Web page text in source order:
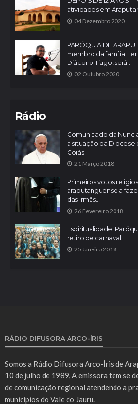
atividades em
04 Dezembro 2020
PARÓQUIA DE
membro da família
Diácono Tiago, será...
02 Outubro 2020
Rádio
Comunicado da
a situação da Diocese
Goiás
21 Março 2018
Primeiros votos
araputanguense a
das Irmãs...
26 Fevereiro 2018
Espiritualidade:
retiro de carnaval
25 Janeiro 2018
RÁDIO DIFUSORA ARCO-ÍRIS
Somos a Rádio Difusora Arco-Íris de
10 de julho de 1989, A emissora tem se
de comunicação regional atendendo a
municípios do Vale do Jauru.